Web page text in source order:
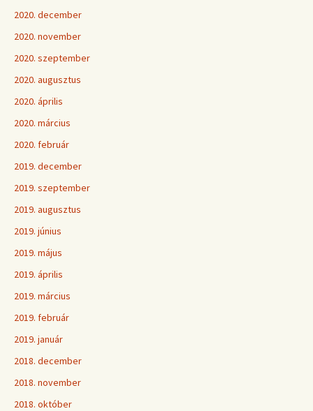
2020. december
2020. november
2020. szeptember
2020. augusztus
2020. április
2020. március
2020. február
2019. december
2019. szeptember
2019. augusztus
2019. június
2019. május
2019. április
2019. március
2019. február
2019. január
2018. december
2018. november
2018. október